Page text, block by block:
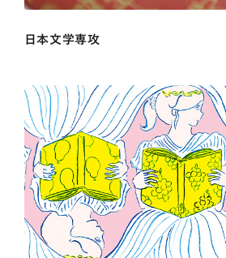
日本文学専攻